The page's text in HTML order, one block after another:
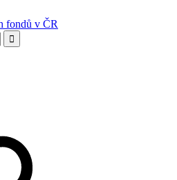
fondů v ČR